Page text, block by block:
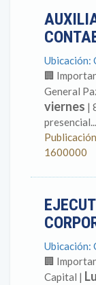
Ubicación:
🏢
General
viernes |
presencial...
1600000
Ubicación:
🏢
Capital |